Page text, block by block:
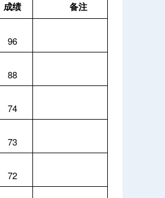
成绩 备注
96
88
74
73
72